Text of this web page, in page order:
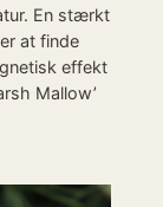
En stærkt
at finde
effekt
Mallow’